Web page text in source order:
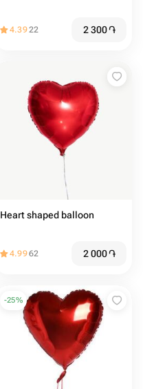
4.3922 2 300֏
Heart shaped balloon
4.9962 2 000֏
-25%